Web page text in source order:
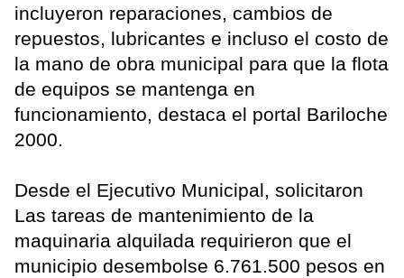
incluyeron reparaciones, cambios de
repuestos, lubricantes e incluso el costo de
la mano de obra municipal para que la flota
de equipos se mantenga en
funcionamiento, destaca el portal Bariloche
2000.
Desde el Ejecutivo Municipal, solicitaron
Las tareas de mantenimiento de la
maquinaria alquilada requirieron que el
municipio desembolse 6.761.500 pesos en